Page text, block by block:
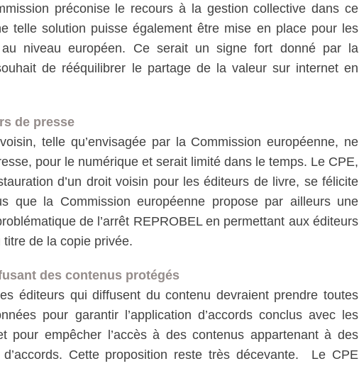
préconise le recours à la gestion collective dans ce
telle solution puisse également être mise en place pour les
au niveau européen. Ce serait un signe fort donné par la
de rééquilibrer le partage de la valeur sur internet en
de presse
telle qu’envisagée par la Commission européenne, ne
pour le numérique et serait limité dans le temps. Le CPE,
d’un droit voisin pour les éditeurs de livre, se félicite
que la Commission européenne propose par ailleurs une
de l’arrêt REPROBEL en permettant aux éditeurs
de la copie privée.
des contenus protégés
éditeurs qui diffusent du contenu devraient prendre toutes
pour garantir l’application d’accords conclus avec les
pour empêcher l’accès à des contenus appartenant à des
Cette proposition reste très décevante. Le CPE